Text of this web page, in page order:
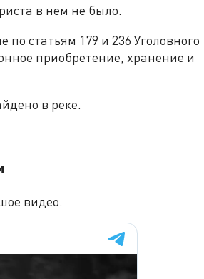
в нем не было.
статьям 179 и 236 Уголовного
приобретение, хранение и
в реке.
видео.